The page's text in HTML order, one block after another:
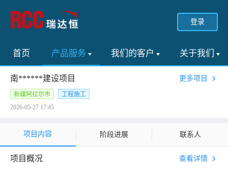
登录
首页 产品服务 我们的客户 关于我们
南******建设项目 更多项目
新疆阿拉尔市
工程施工
2026-05-27 17:45
项目内容 阶段进展 联系人
项目概况 查看详情